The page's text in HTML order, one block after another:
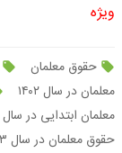
ویژه
حقوق معلمان
معلمان در سال ۱۴۰۲
معلمان ابتدایی در سال ۱۴۰۳
حقوق معلمان در سال ۱۴۰۳ نی نی سایت